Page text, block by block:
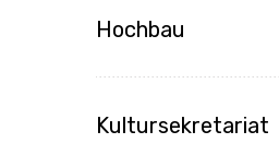
Hochbau
Kultursekretariat